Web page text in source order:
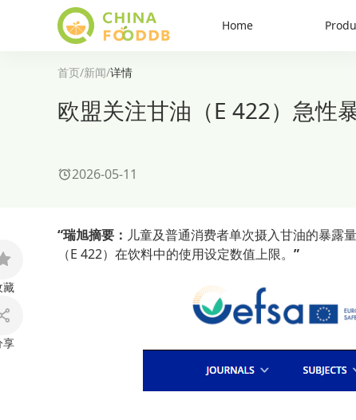
Home
首页/新闻/详情
欧盟关注甘油（E 422）急性
2026-05-11
藏
享
“瑞旭摘要： 儿童及普通消费者单次摄入甘油的暴露
（E 422）在饮料中的使用设定数值上限。 ”